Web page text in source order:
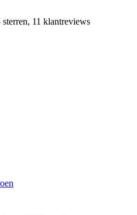
11 klantreviews